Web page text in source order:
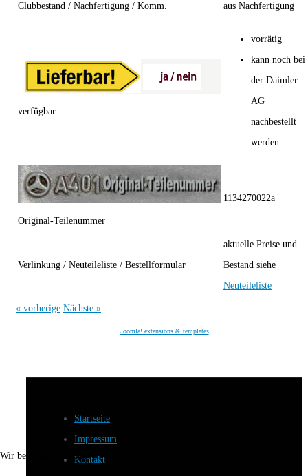
Clubbestand / Nachfertigung / Komm. aus Nachfertigung
verfügbar
vorrätig
kann noch bei
der Daimler
AG
nachbestellt
werden
Original-Teilenummer
1134270022a
Verlinkung / Neuteileliste / Bestellformular
aktuelle Preise und
Bestand siehe
Neuteileliste
« vorherige Nächste »
Joomla! extensions & templates
Startseite
Impressum
Kontakt
Wir benutzen Cookies